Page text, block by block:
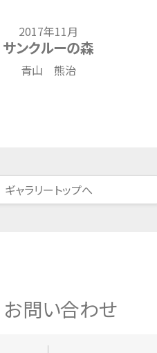
2017年11月
サンクルーの森
青山 熊治
ギャラリートップへ
お問い合わせ